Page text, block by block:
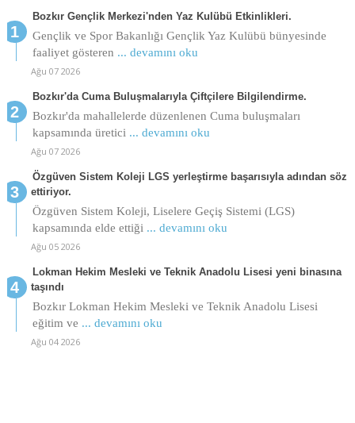
Bozkır Gençlik Merkezi'nden Yaz Kulübü Etkinlikleri.
Gençlik ve Spor Bakanlığı Gençlik Yaz Kulübü bünyesinde
faaliyet gösteren ... devamını oku
Ağu 07 2026
Bozkır'da Cuma Buluşmalarıyla Çiftçilere Bilgilendirme.
Bozkır'da mahallelerde düzenlenen Cuma buluşmaları
kapsamında üretici ... devamını oku
Ağu 07 2026
Özgüven Sistem Koleji LGS yerleştirme başarısıyla adından söz
ettiriyor.
Özgüven Sistem Koleji, Liselere Geçiş Sistemi (LGS)
kapsamında elde ettiği ... devamını oku
Ağu 05 2026
Lokman Hekim Mesleki ve Teknik Anadolu Lisesi yeni binasına
taşındı
Bozkır Lokman Hekim Mesleki ve Teknik Anadolu Lisesi
eğitim ve ... devamını oku
Ağu 04 2026